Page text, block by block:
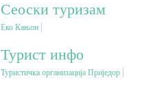
Сеоски туризам
Еко Кањон
Турист инфо
Туристичка организација Приједор